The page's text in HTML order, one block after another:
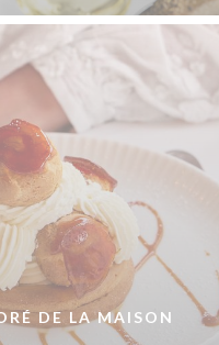
DE LA MAISON